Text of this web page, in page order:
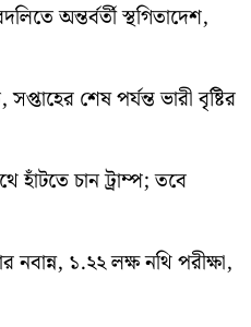
অন্তর্বর্তী স্থগিতাদেশ,
শেষ পর্যন্ত ভারী বৃষ্টির
হাঁটতে চান ট্রাম্প; তবে
১.২২ লক্ষ নথি পরীক্ষা,